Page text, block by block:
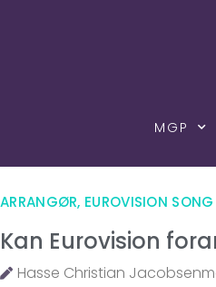
MGP
ARRANGØR, EUROVISION
Kan Eurovision
Hasse Christian Jacobsen